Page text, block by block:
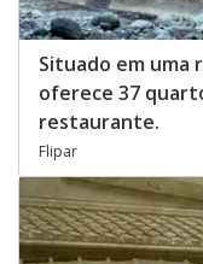
Situado em uma
oferece 37
restaurante.
Flipar